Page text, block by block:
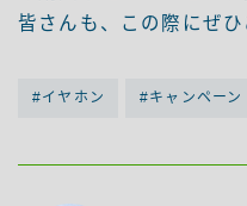
皆さんも、この際にぜひ
#イヤホン #キャンペーン